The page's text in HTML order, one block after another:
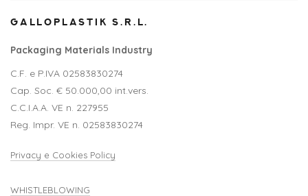
GALLOPLASTIK S.R.L.
Packaging Materials Industry
C.F. e P.IVA 02583830274
Cap. Soc. € 50.000,00 int.vers.
C.C.I.A.A. VE n. 227955
Reg. Impr. VE n. 02583830274
Privacy e Cookies Policy
WHISTLEBLOWING